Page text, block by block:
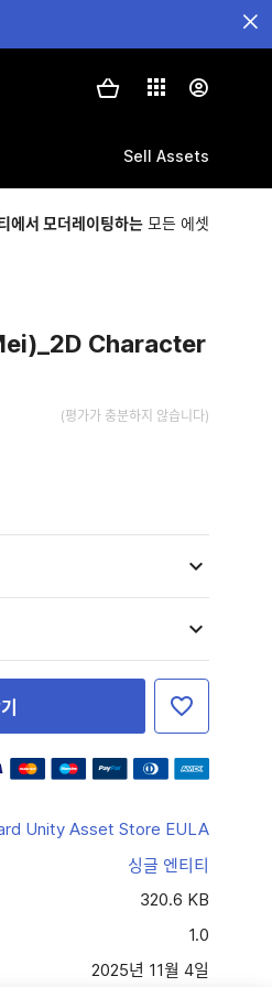
Sell Assets
에서 모더레이팅하는 모든 에셋
Character
(평가가 충분하지 않습니다)
Unity Asset Store EULA
싱글 엔티티
320.6 KB
1.0
2025년 11월 4일